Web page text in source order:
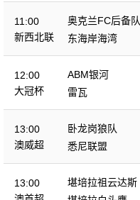
11:00
新西北联
奥克兰FC后备队
东海岸海湾
12:00
大冠杯
ABM银河
雷瓦
13:00
澳威超
卧龙岗狼队
悉尼联盟
13:00
堪培拉祖云达斯